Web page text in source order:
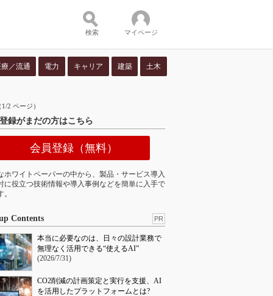
検索 マイページ
療／流通 電力 キャリア 建築 土木
2 ページ）
録がまだの方はこちら
会員登録（無料）
ホワイトペーパーの中から、製品・サービス導入
に役立つ技術情報や導入事例などを簡単に入手で
。
Contents PR
本当に必要なのは、日々の設計業務で
無理なく活用できる“使えるAI”
(2026/7/31)
CO2削減の計画策定と実行を支援、AI
を活用したプラットフォームとは?